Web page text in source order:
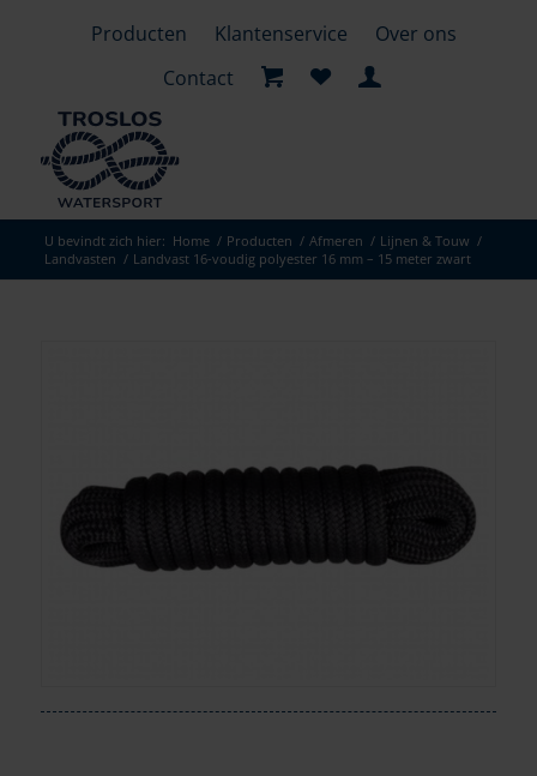
Producten Klantenservice
Over ons
Contact
U bevindt zich hier: Home / Producten / Afmeren / Lijnen & Touw /
Landvasten / Landvast 16-voudig polyester 16 mm – 15 meter zwart